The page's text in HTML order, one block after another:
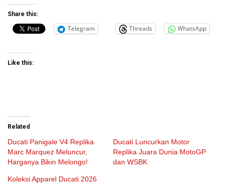
Share this:
Telegram Threads WhatsApp
Like this:
Related
Ducati Panigale V4 Replika
Marc Marquez Meluncur,
Harganya Bikin Melongo!
Ducati Luncurkan Motor
Replika Juara Dunia MotoGP
dan WSBK
Koleksi Apparel Ducati 2026